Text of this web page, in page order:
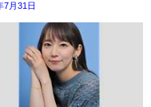
7月31日